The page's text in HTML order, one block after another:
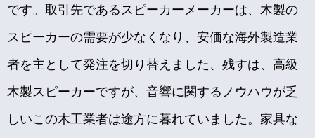
です。取引先であるスピーカーメーカーは、木製の
スピーカーの需要が少なくなり、安価な海外製造業
者を主として発注を切り替えました、残すは、高級
木製スピーカーですが、音響に関するノウハウが乏
しいこの木工業者は途方に暮れていました。家具な